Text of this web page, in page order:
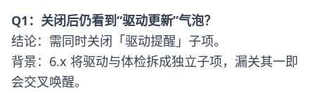
Q1：关闭后仍看到“驱动更新”气泡？
结论：需同时关闭「驱动提醒」子项。
背景：6.x 将驱动与体检拆成独立子项，漏关其一即
会交叉唤醒。